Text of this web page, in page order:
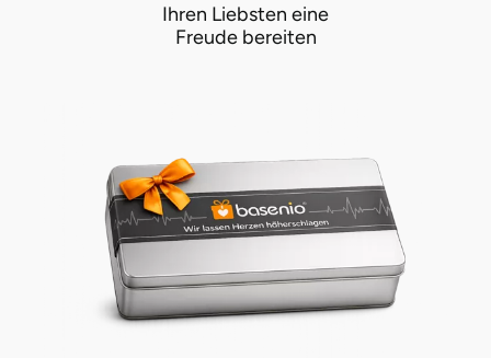
Ihren Liebsten eine
Freude bereiten
Villingen Schwenningen
Vorpommern-Greifswald
Vorpommern-Rügen